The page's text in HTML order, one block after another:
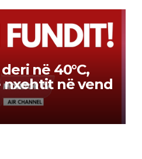
në 40°C,
nxehtit në vend